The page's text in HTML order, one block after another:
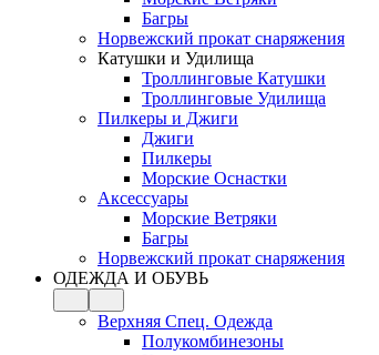
Багры
Норвежский прокат снаряжения
Катушки и Удилища
Троллинговые Катушки
Троллинговые Удилища
Пилкеры и Джиги
Джиги
Пилкеры
Морские Оснастки
Аксессуары
Морские Ветряки
Багры
Норвежский прокат снаряжения
ОДЕЖДА И ОБУВЬ
Верхняя Спец. Одежда
Полукомбинезоны